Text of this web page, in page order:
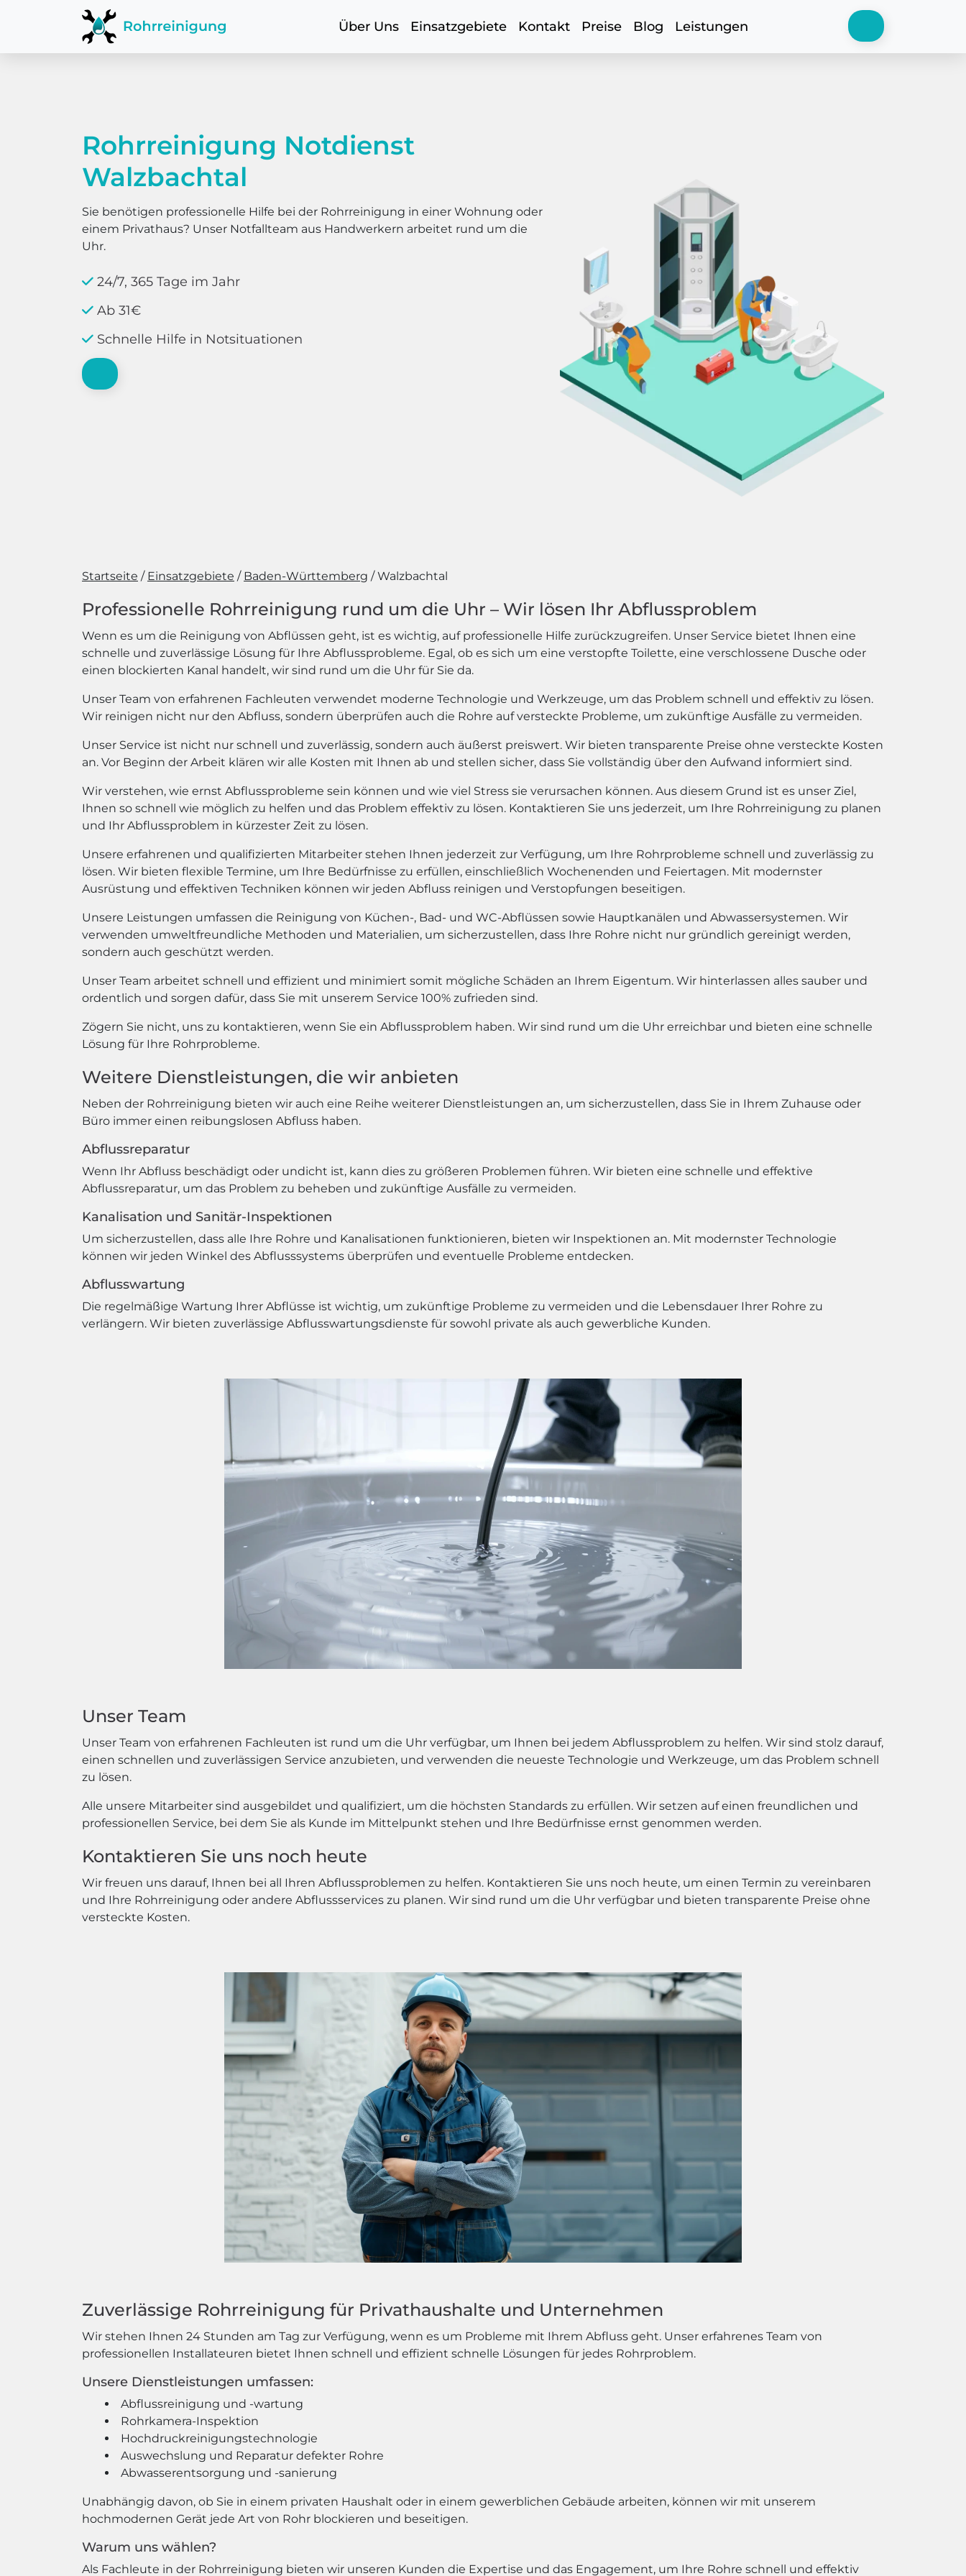
Über Uns Einsatzgebiete Kontakt Preise Blog Leistungen
Rohrreinigung Notdienst
Walzbachtal
Sie benötigen professionelle Hilfe bei der Rohrreinigung in einer Wohnung oder
einem Privathaus? Unser Notfallteam aus Handwerkern arbeitet rund um die
Uhr.
24/7, 365 Tage im Jahr
Ab 31€
Schnelle Hilfe in Notsituationen
Startseite Einsatzgebiete Baden-Württemberg Walzbachtal
Professionelle Rohrreinigung rund um die Uhr – Wir lösen Ihr Abflussproblem
Wenn es um die Reinigung von Abflüssen geht, ist es wichtig, auf professionelle Hilfe zurückzugreifen. Unser Service bietet Ihnen eine
schnelle und zuverlässige Lösung für Ihre Abflussprobleme. Egal, ob es sich um eine verstopfte Toilette, eine verschlossene Dusche oder
einen blockierten Kanal handelt, wir sind rund um die Uhr für Sie da.
Unser Team von erfahrenen Fachleuten verwendet moderne Technologie und Werkzeuge, um das Problem schnell und effektiv zu lösen.
Wir reinigen nicht nur den Abfluss, sondern überprüfen auch die Rohre auf versteckte Probleme, um zukünftige Ausfälle zu vermeiden.
Unser Service ist nicht nur schnell und zuverlässig, sondern auch äußerst preiswert. Wir bieten transparente Preise ohne versteckte Kosten
an. Vor Beginn der Arbeit klären wir alle Kosten mit Ihnen ab und stellen sicher, dass Sie vollständig über den Aufwand informiert sind.
Wir verstehen, wie ernst Abflussprobleme sein können und wie viel Stress sie verursachen können. Aus diesem Grund ist es unser Ziel,
Ihnen so schnell wie möglich zu helfen und das Problem effektiv zu lösen. Kontaktieren Sie uns jederzeit, um Ihre Rohrreinigung zu planen
und Ihr Abflussproblem in kürzester Zeit zu lösen.
Unsere erfahrenen und qualifizierten Mitarbeiter stehen Ihnen jederzeit zur Verfügung, um Ihre Rohrprobleme schnell und zuverlässig zu
lösen. Wir bieten flexible Termine, um Ihre Bedürfnisse zu erfüllen, einschließlich Wochenenden und Feiertagen. Mit modernster
Ausrüstung und effektiven Techniken können wir jeden Abfluss reinigen und Verstopfungen beseitigen.
Unsere Leistungen umfassen die Reinigung von Küchen-, Bad- und WC-Abflüssen sowie Hauptkanälen und Abwassersystemen. Wir
verwenden umweltfreundliche Methoden und Materialien, um sicherzustellen, dass Ihre Rohre nicht nur gründlich gereinigt werden,
sondern auch geschützt werden.
Unser Team arbeitet schnell und effizient und minimiert somit mögliche Schäden an Ihrem Eigentum. Wir hinterlassen alles sauber und
ordentlich und sorgen dafür, dass Sie mit unserem Service 100% zufrieden sind.
Zögern Sie nicht, uns zu kontaktieren, wenn Sie ein Abflussproblem haben. Wir sind rund um die Uhr erreichbar und bieten eine schnelle
Lösung für Ihre Rohrprobleme.
Weitere Dienstleistungen, die wir anbieten
Neben der Rohrreinigung bieten wir auch eine Reihe weiterer Dienstleistungen an, um sicherzustellen, dass Sie in Ihrem Zuhause oder
Büro immer einen reibungslosen Abfluss haben.
Abflussreparatur
Wenn Ihr Abfluss beschädigt oder undicht ist, kann dies zu größeren Problemen führen. Wir bieten eine schnelle und effektive
Abflussreparatur, um das Problem zu beheben und zukünftige Ausfälle zu vermeiden.
Kanalisation und Sanitär-Inspektionen
Um sicherzustellen, dass alle Ihre Rohre und Kanalisationen funktionieren, bieten wir Inspektionen an. Mit modernster Technologie
können wir jeden Winkel des Abflusssystems überprüfen und eventuelle Probleme entdecken.
Abflusswartung
Die regelmäßige Wartung Ihrer Abflüsse ist wichtig, um zukünftige Probleme zu vermeiden und die Lebensdauer Ihrer Rohre zu
verlängern. Wir bieten zuverlässige Abflusswartungsdienste für sowohl private als auch gewerbliche Kunden.
Unser Team
Unser Team von erfahrenen Fachleuten ist rund um die Uhr verfügbar, um Ihnen bei jedem Abflussproblem zu helfen. Wir sind stolz darauf,
einen schnellen und zuverlässigen Service anzubieten, und verwenden die neueste Technologie und Werkzeuge, um das Problem schnell
zu lösen.
Alle unsere Mitarbeiter sind ausgebildet und qualifiziert, um die höchsten Standards zu erfüllen. Wir setzen auf einen freundlichen und
professionellen Service, bei dem Sie als Kunde im Mittelpunkt stehen und Ihre Bedürfnisse ernst genommen werden.
Kontaktieren Sie uns noch heute
Wir freuen uns darauf, Ihnen bei all Ihren Abflussproblemen zu helfen. Kontaktieren Sie uns noch heute, um einen Termin zu vereinbaren
und Ihre Rohrreinigung oder andere Abflussservices zu planen. Wir sind rund um die Uhr verfügbar und bieten transparente Preise ohne
versteckte Kosten.
Zuverlässige Rohrreinigung für Privathaushalte und Unternehmen
Wir stehen Ihnen 24 Stunden am Tag zur Verfügung, wenn es um Probleme mit Ihrem Abfluss geht. Unser erfahrenes Team von
professionellen Installateuren bietet Ihnen schnell und effizient schnelle Lösungen für jedes Rohrproblem.
Unsere Dienstleistungen umfassen:
Abflussreinigung und -wartung
Rohrkamera-Inspektion
Hochdruckreinigungstechnologie
Auswechslung und Reparatur defekter Rohre
Abwasserentsorgung und -sanierung
Unabhängig davon, ob Sie in einem privaten Haushalt oder in einem gewerblichen Gebäude arbeiten, können wir mit unserem
hochmodernen Gerät jede Art von Rohr blockieren und beseitigen.
Warum uns wählen?
Als Fachleute in der Rohrreinigung bieten wir unseren Kunden die Expertise und das Engagement, um Ihre Rohre schnell und effektiv